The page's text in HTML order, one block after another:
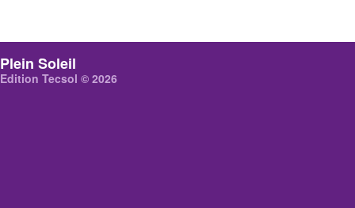
Plein Soleil
Edition Tecsol © 2026